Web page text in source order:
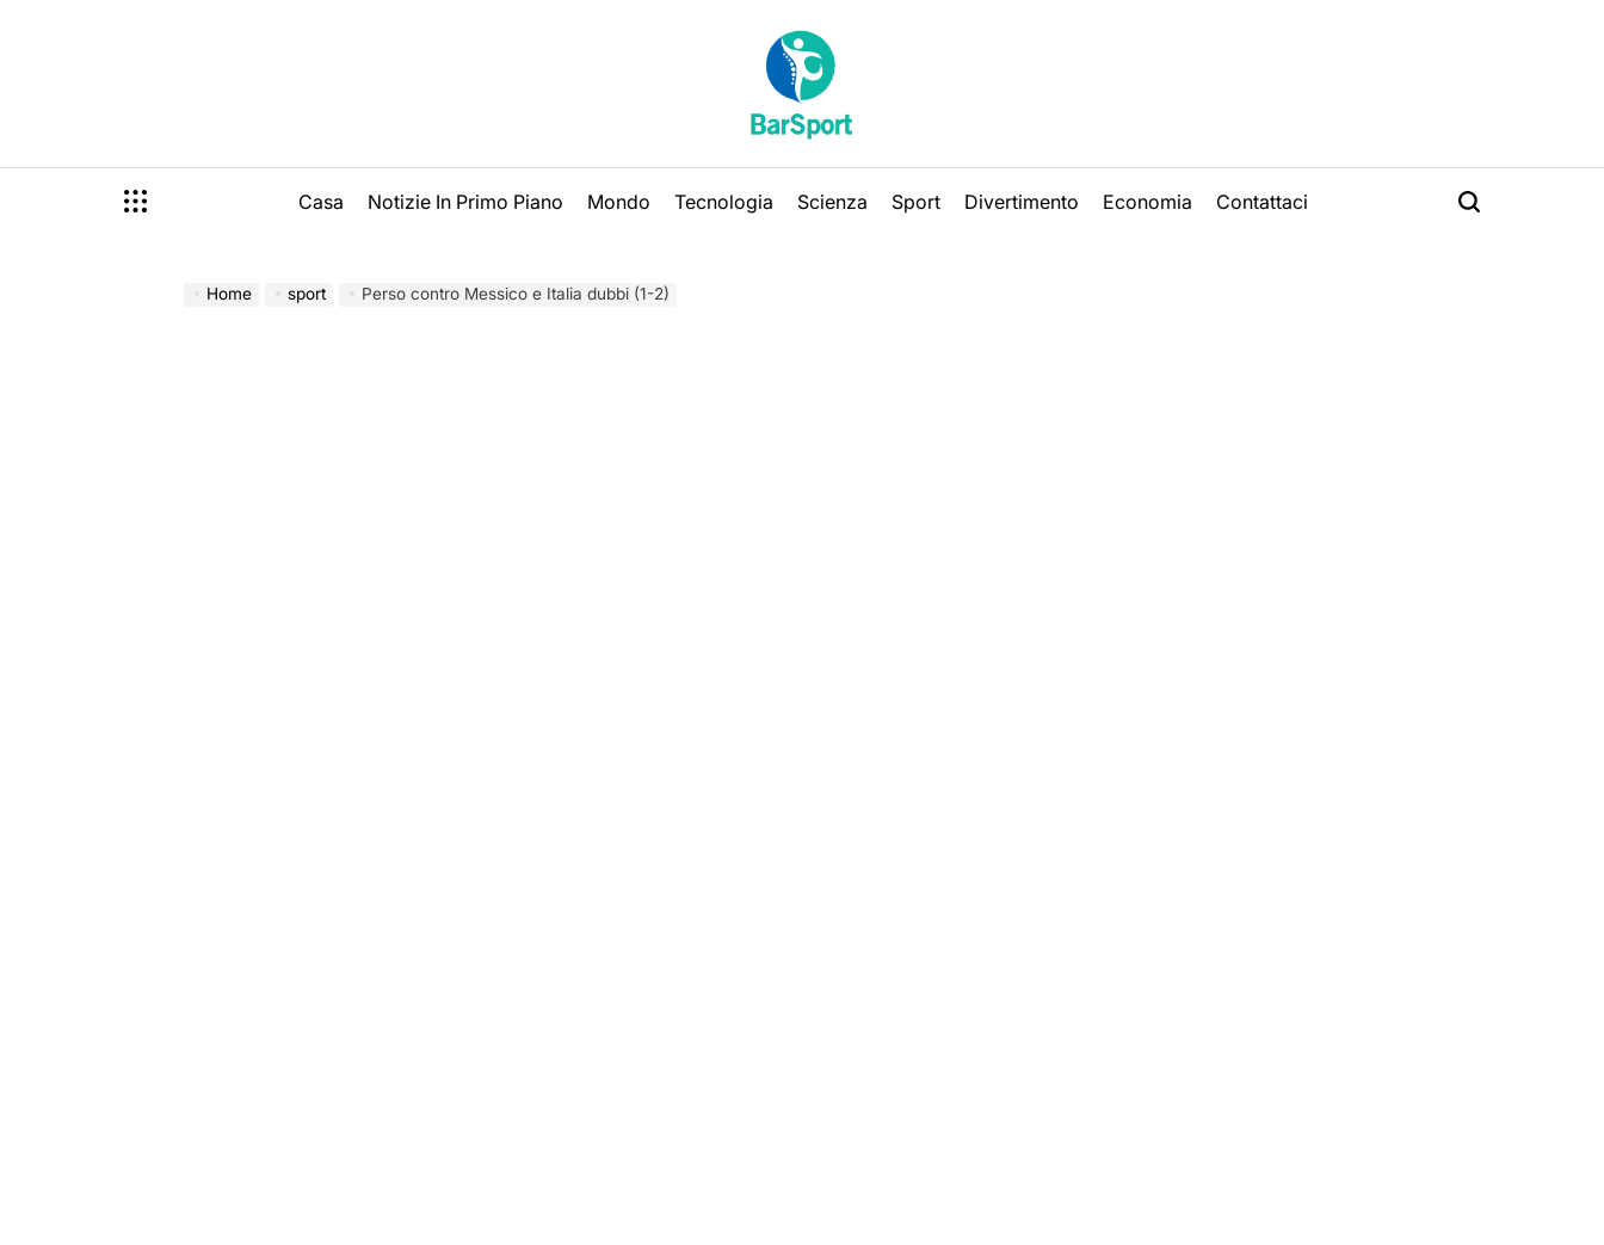
Casa Notizie In Primo Piano Mondo Tecnologia Scienza Sport Divertimento Economia Contattaci
Home sport Perso contro Messico e Italia dubbi (1-2)